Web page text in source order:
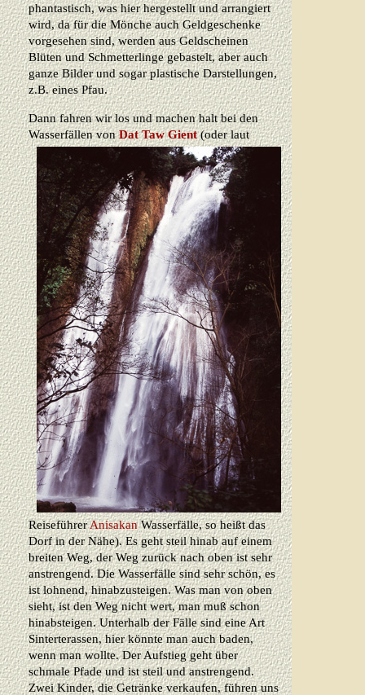
phantastisch, was hier hergestellt und arrangiert
wird, da für die Mönche auch Geldgeschenke
vorgesehen sind, werden aus Geldscheinen
Blüten und Schmetterlinge gebastelt, aber auch
ganze Bilder und sogar plastische Darstellungen,
z.B. eines Pfau.
Dann fahren wir los und machen halt bei den
Wasserfällen vonDat TawGient(oder laut
ReiseführerAnisakanWasserfälle, so heißt das
Dorf in der Nähe). Es geht steil hinab auf einem
breiten Weg, der Weg zurück nach oben ist sehr
anstrengend. Die Wasserfälle sind sehr schön, es
ist lohnend, hinabzusteigen. Was man von oben
sieht, ist den Weg nicht wert, man muß schon
hinabsteigen. Unterhalb der Fälle sind eine Art
Sinterterassen, hier könnte man auch baden,
wenn man wollte. Der Aufstieg geht über
schmale Pfade und ist steil und anstrengend.
Zwei Kinder, die Getränke verkaufen, führen uns